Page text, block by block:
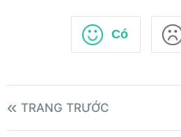
Có
TRANG TRƯỚC